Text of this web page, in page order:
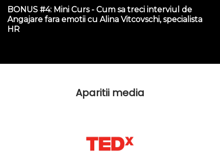
BONUS #4: Mini Curs - Cum sa treci interviul de
Angajare fara emotii cu Alina Vitcovschi, specialista
HR
Aparitii media